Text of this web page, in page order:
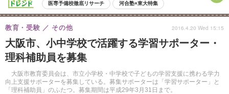
医専予備校徹底リサーチ 河合塾×東大特集
親子で考える大学選び 高校受験 中学受験 小学校受験
共通テスト 夏休み
8月開催イベント・WS 全国公立高校 過去問 人気記事
自由研究教材（小学生向け）
大阪市、小中学校で活躍する学習サポーター・
理科補助員を募集
大阪市教育委員会は、市立小学校・中学校で子どもの学習支援に携わる学力
向上支援サポーターを募集している。募集サポーターは「学習サポーター」と
「理科補助員」のふたつ。募集期間は平成29年3月31日まで。
教育・受験 その他 2016.4.20 Wed 15:15